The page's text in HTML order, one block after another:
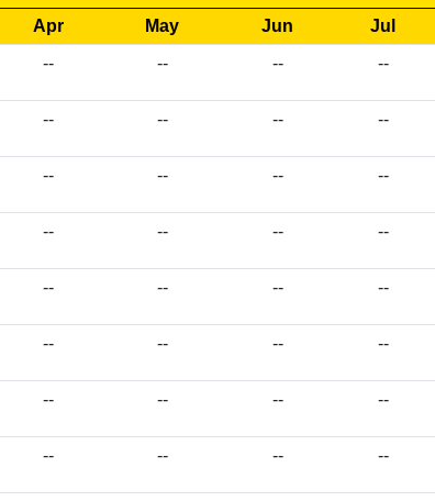
Apr May Jun Jul
-- -- -- --
-- -- -- --
-- -- -- --
-- -- -- --
-- -- -- --
-- -- -- --
-- -- -- --
-- -- -- --